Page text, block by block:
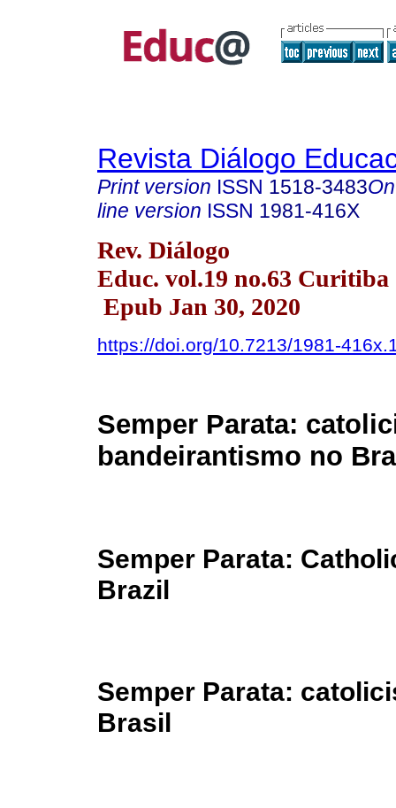
Revista Diálogo
Print version ISSN 1518-3483
line version ISSN 1981-416X
Rev. Diálogo
Educ. vol.19 no.63 Curitiba
Epub Jan 30, 2020
https://doi.org/10.7213/1981-
Semper Parata:
bandeirantismo no
Semper Parata:
Brazil
Semper Parata:
Brasil